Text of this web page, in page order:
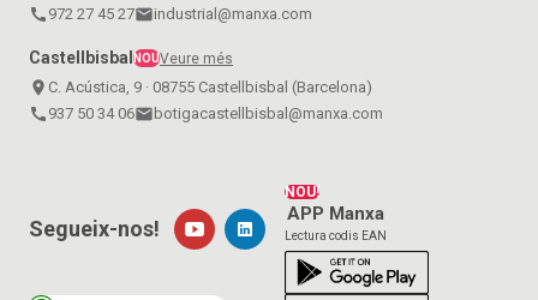
call 972 27 45 27emailindustrial@manxa.com
Castellbisbal NOUVeure més
place C. Acústica, 9 · 08755 Castellbisbal (Barcelona)
call 937 50 34 06email botigacastellbisbal@manxa.com
NOU!
APP Manxa
Lectura codis EAN
Segueix-nos!